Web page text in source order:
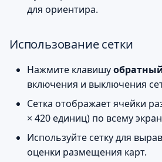
для ориентира.
Использование сетки
Нажмите клавишу
включения и выключения
Сетка отображает ячейки
× 420 единиц) по всему
Используйте сетку для
оценки размещения карт.